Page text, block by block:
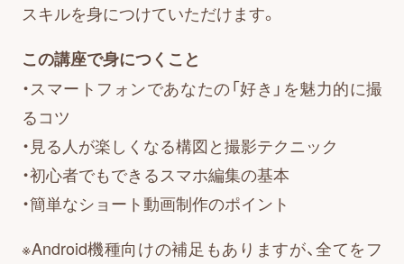
スキルを身につけていただけます。
この講座で身につくこと
・スマートフォンであなたの「好き」を魅力的に撮
るコツ
・見る人が楽しくなる構図と撮影テクニック
・初心者でもできるスマホ編集の基本
・簡単なショート動画制作のポイント
※Android機種向けの補足もありますが、全てをフ